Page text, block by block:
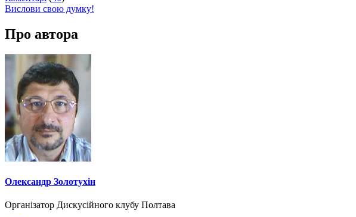
Вислови свою думку!
Про автора
Олександр Золотухін
Організатор Дискусійного клубу Полтава